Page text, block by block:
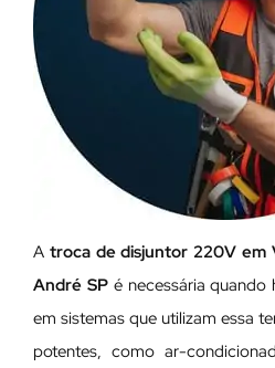
A troca de disjuntor 220V em
André SPé necessária quando
em sistemas que utilizam essa
potentes, como ar-